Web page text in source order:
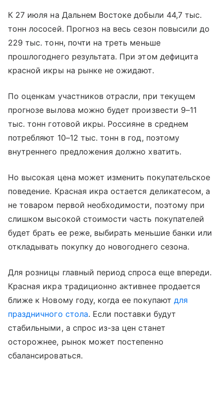
К 27 июля на Дальнем Востоке добыли 44,7 тыс.
тонн лососей. Прогноз на весь сезон повысили до
229 тыс. тонн, почти на треть меньше
прошлогоднего результата. При этом дефицита
красной икры на рынке не ожидают.
По оценкам участников отрасли, при текущем
прогнозе вылова можно будет произвести 9–11
тыс. тонн готовой икры. Россияне в среднем
потребляют 10–12 тыс. тонн в год, поэтому
внутреннего предложения должно хватить.
Но высокая цена может изменить покупательское
поведение. Красная икра остается деликатесом, а
не товаром первой необходимости, поэтому при
слишком высокой стоимости часть покупателей
будет брать ее реже, выбирать меньшие банки или
откладывать покупку до новогоднего сезона.
Для розницы главный период спроса еще впереди.
Красная икра традиционно активнее продается
ближе к Новому году, когда ее покупают для
праздничного стола. Если поставки будут
стабильными, а спрос из-за цен станет
осторожнее, рынок может постепенно
сбалансироваться.